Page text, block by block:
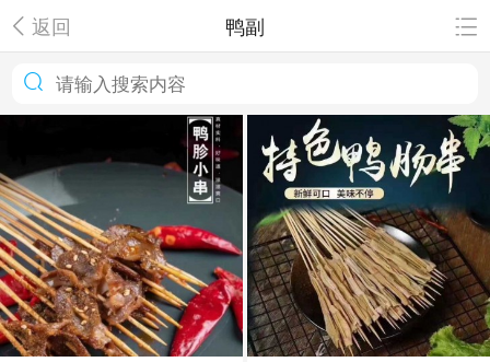
返回 鸭副